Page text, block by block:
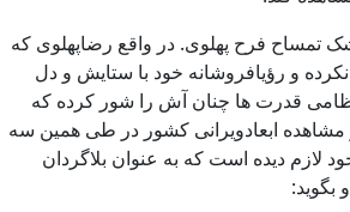
تمساح فرح پهلوی. در واقع رضاپهلوی که
و رؤیافروشانه خود با ستایش و دل
قدرت ها چنان آش را شور کرده که
ابعادویرانی کشور در طی همین سه
لازم دیده است که به عنوان بلاگردان